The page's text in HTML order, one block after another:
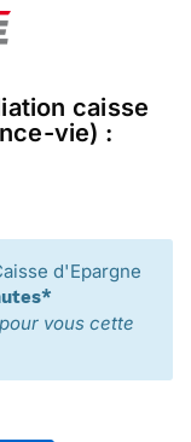
caisse
vie) :
d'Epargne
vous cette